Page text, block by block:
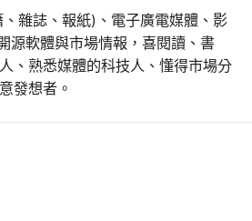
雜誌、報紙)、電子廣電媒體、影
源軟體與市場情報，喜閱讀、書
、熟悉媒體的科技人、懂得市場分
發想者。